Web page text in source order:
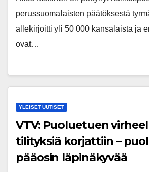
perussuomalaisten päätöksestä
allekirjoitti yli 50 000 kansalaista ja
ovat…
YLEISET UUTISET
VTV: Puoluetuen
tilityksiä korjattiin –
pääosin läpinäkyvää